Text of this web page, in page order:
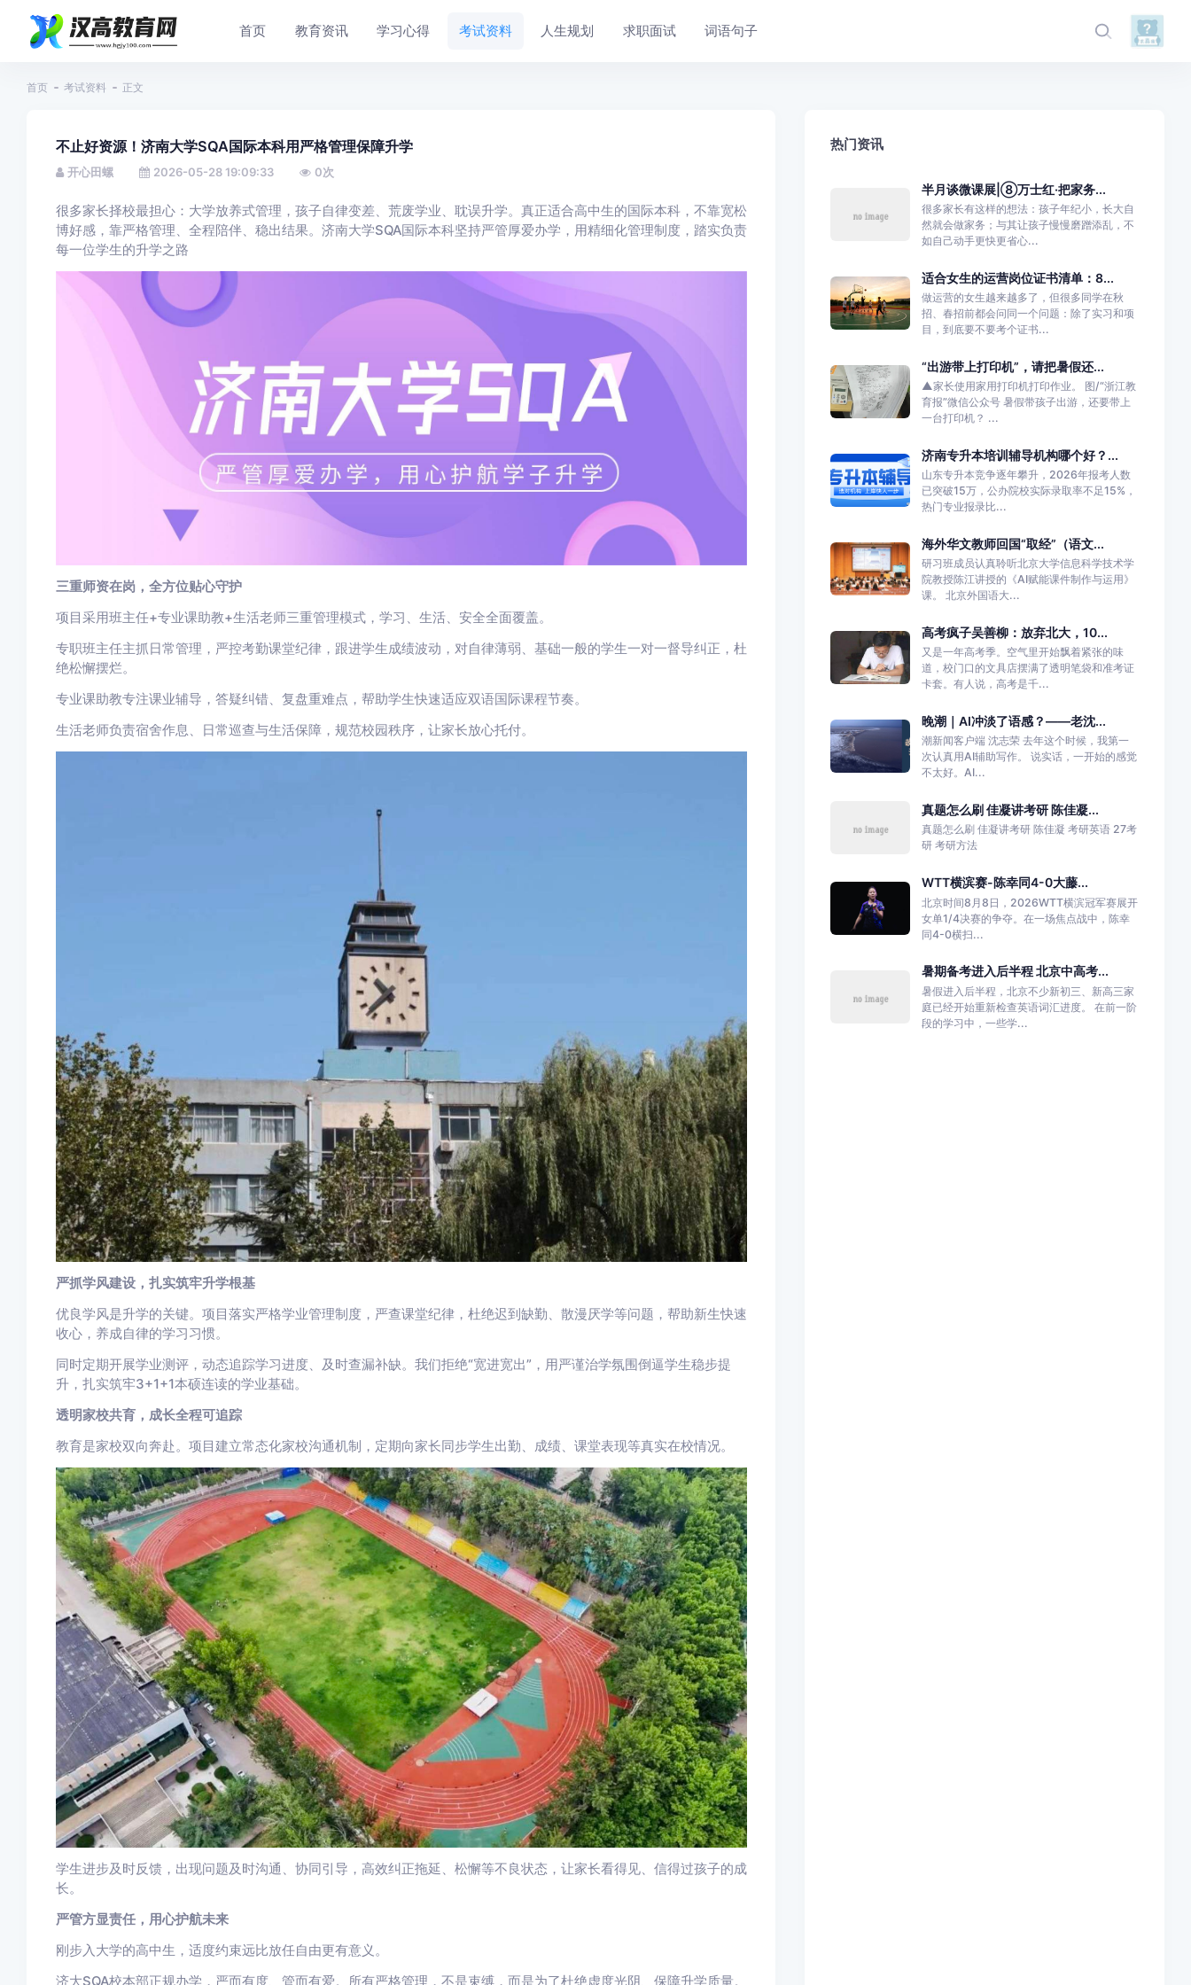
首页 教育资讯 学习心得 考试资料 人生规划 求职面试 词语句子
首页 考试资料 正文
不止好资源！济南大学SQA国际本科用严格管理保障升学
开心田螺 2026-05-28 19:09:33 0次
很多家长择校最担心：大学放养式管理，孩子自律变差、荒废学业、耽误升学。真正适合高中生的国际本科，不靠宽松
博好感，靠严格管理、全程陪伴、稳出结果。济南大学SQA国际本科坚持严管厚爱办学，用精细化管理制度，踏实负责
每一位学生的升学之路
三重师资在岗，全方位贴心守护
项目采用班主任+专业课助教+生活老师三重管理模式，学习、生活、安全全面覆盖。
专职班主任主抓日常管理，严控考勤课堂纪律，跟进学生成绩波动，对自律薄弱、基础一般的学生一对一督导纠正，杜
绝松懈摆烂。
专业课助教专注课业辅导，答疑纠错、复盘重难点，帮助学生快速适应双语国际课程节奏。
生活老师负责宿舍作息、日常巡查与生活保障，规范校园秩序，让家长放心托付。
严抓学风建设，扎实筑牢升学根基
优良学风是升学的关键。项目落实严格学业管理制度，严查课堂纪律，杜绝迟到缺勤、散漫厌学等问题，帮助新生快速
收心，养成自律的学习习惯。
同时定期开展学业测评，动态追踪学习进度、及时查漏补缺。我们拒绝“宽进宽出”，用严谨治学氛围倒逼学生稳步提
升，扎实筑牢3+1+1本硕连读的学业基础。
透明家校共育，成长全程可追踪
教育是家校双向奔赴。项目建立常态化家校沟通机制，定期向家长同步学生出勤、成绩、课堂表现等真实在校情况。
学生进步及时反馈，出现问题及时沟通、协同引导，高效纠正拖延、松懈等不良状态，让家长看得见、信得过孩子的成
长。
严管方显责任，用心护航未来
刚步入大学的高中生，适度约束远比放任自由更有意义。
济大SQA校本部正规办学，严而有度、管而有爱。所有严格管理，不是束缚，而是为了杜绝虚度光阴、保障升学质量。
热门资讯
半月谈微课展|⑧万士红·把家务...
很多家长有这样的想法：孩子年纪小，长大自
然就会做家务；与其让孩子慢慢磨蹭添乱，不
如自己动手更快更省心...
适合女生的运营岗位证书清单：8...
做运营的女生越来越多了，但很多同学在秋
招、春招前都会问同一个问题：除了实习和项
目，到底要不要考个证书...
“出游带上打印机”，请把暑假还...
▲家长使用家用打印机打印作业。 图/“浙江教
育报”微信公众号 暑假带孩子出游，还要带上
一台打印机？ ...
济南专升本培训辅导机构哪个好？...
山东专升本竞争逐年攀升，2026年报考人数
已突破15万，公办院校实际录取率不足15%，
热门专业报录比...
海外华文教师回国“取经”（语文...
研习班成员认真聆听北京大学信息科学技术学
院教授陈江讲授的《AI赋能课件制作与运用》
课。 北京外国语大...
高考疯子吴善柳：放弃北大，10...
又是一年高考季。空气里开始飘着紧张的味
道，校门口的文具店摆满了透明笔袋和准考证
卡套。有人说，高考是千...
晚潮｜AI冲淡了语感？——老沈...
潮新闻客户端 沈志荣 去年这个时候，我第一
次认真用AI辅助写作。 说实话，一开始的感觉
不太好。AI...
真题怎么刷 佳凝讲考研 陈佳凝...
真题怎么刷 佳凝讲考研 陈佳凝 考研英语 27考
研 考研方法
WTT横滨赛-陈幸同4-0大藤...
北京时间8月8日，2026WTT横滨冠军赛展开
女单1/4决赛的争夺。在一场焦点战中，陈幸
同4-0横扫...
暑期备考进入后半程 北京中高考...
暑假进入后半程，北京不少新初三、新高三家
庭已经开始重新检查英语词汇进度。 在前一阶
段的学习中，一些学...